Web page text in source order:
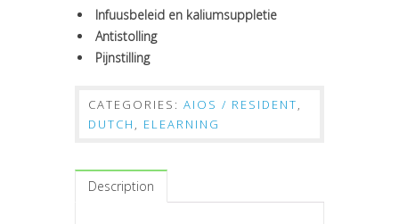
Infuusbeleid en kaliumsuppletie
Antistolling
Pijnstilling
CATEGORIES: AIOS / RESIDENT,
DUTCH , ELEARNING
Description